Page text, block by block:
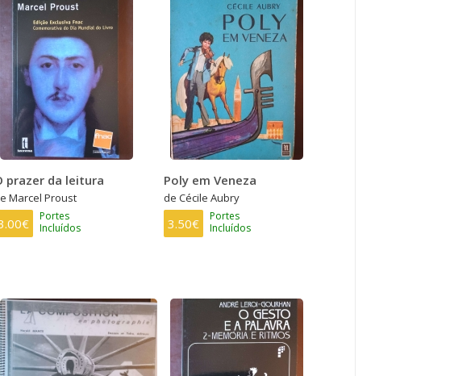
prazer da leitura
Marcel Proust
Portes
Incluídos
Poly em Veneza
de Cécile Aubry
3.50€
Portes
Incluídos